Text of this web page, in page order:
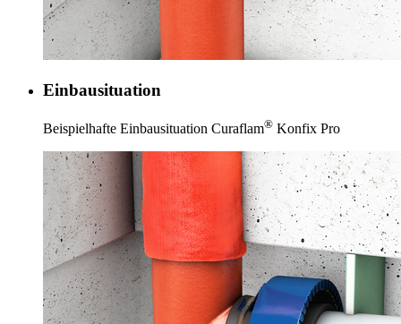
Einbausituation
Beispielhafte Einbausituation Curaflam® Konfix Pro